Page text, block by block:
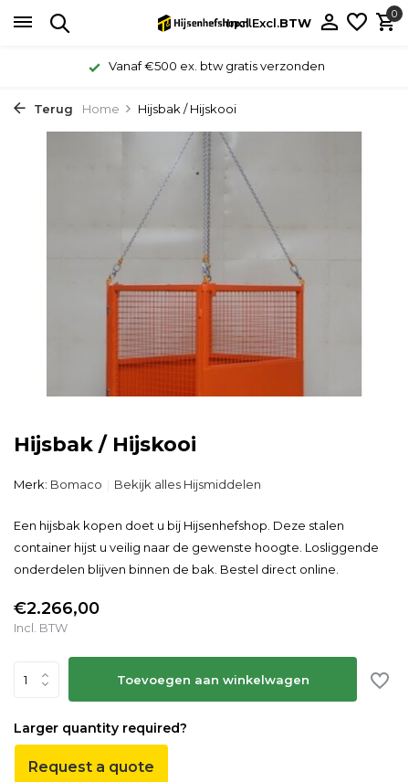
Incl.Excl.BTW
0
Vanaf €500 ex. btw gratis verzonden
Terug Home Hijsbak / Hijskooi
Hijsbak / Hijskooi
Merk: Bomaco Bekijk alles Hijsmiddelen
Een hijsbak kopen doet u bij Hijsenhefshop. Deze stalen
container hijst u veilig naar de gewenste hoogte. Losliggende
onderdelen blijven binnen de bak. Bestel direct online.
€2.266,00
Incl. BTW
Toevoegen aan winkelwagen
Larger quantity required?
Request a quote